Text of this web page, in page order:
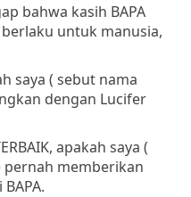
bahwa kasih BAPA
untuk manusia,
saya ( sebut nama
dengan Lucifer
apakah saya (
pernah memberikan